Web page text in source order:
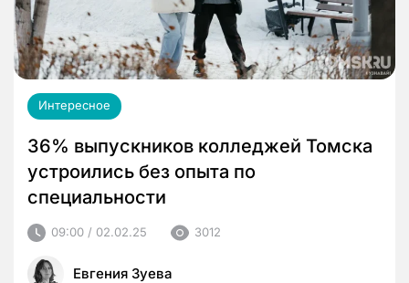
Интересное
36% выпускников колледжей Томска
устроились без опыта по
специальности
09:00 / 02.02.25 3012
Евгения Зуева